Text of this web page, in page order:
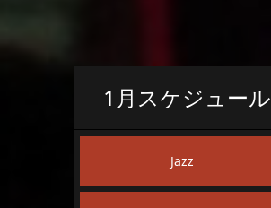
1 月スケジュール
Jazz